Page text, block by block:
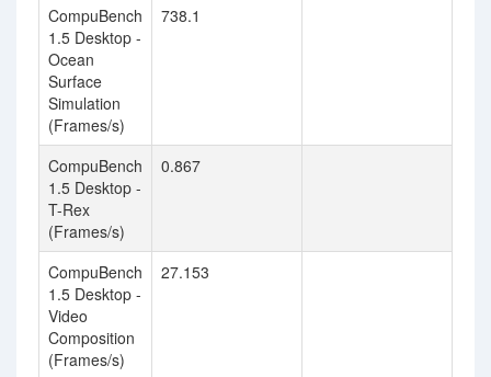
CompuBench
1.5 Desktop -
Ocean
Surface
Simulation
(Frames/s)
738.1
CompuBench
1.5 Desktop -
T-Rex
(Frames/s)
0.867
CompuBench
1.5 Desktop -
Video
Composition
(Frames/s)
27.153